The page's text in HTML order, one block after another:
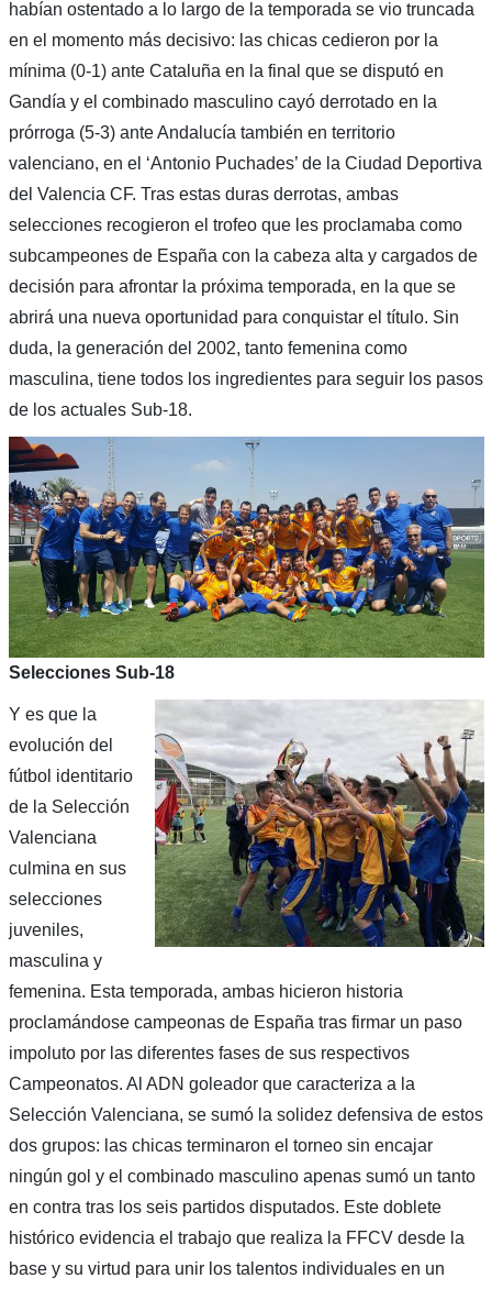
habían ostentado a lo largo de la temporada se vio truncada
en el momento más decisivo: las chicas cedieron por la
mínima (0-1) ante Cataluña en la final que se disputó en
Gandía y el combinado masculino cayó derrotado en la
prórroga (5-3) ante Andalucía también en territorio
valenciano, en el ‘Antonio Puchades’ de la Ciudad Deportiva
del Valencia CF. Tras estas duras derrotas, ambas
selecciones recogieron el trofeo que les proclamaba como
subcampeones de España con la cabeza alta y cargados de
decisión para afrontar la próxima temporada, en la que se
abrirá una nueva oportunidad para conquistar el título. Sin
duda, la generación del 2002, tanto femenina como
masculina, tiene todos los ingredientes para seguir los pasos
de los actuales Sub-18.
Selecciones Sub-18
Y es que la
evolución del
fútbol identitario
de la Selección
Valenciana
culmina en sus
selecciones
juveniles,
masculina y
femenina. Esta temporada, ambas hicieron historia
proclamándose campeonas de España tras firmar un paso
impoluto por las diferentes fases de sus respectivos
Campeonatos. Al ADN goleador que caracteriza a la
Selección Valenciana, se sumó la solidez defensiva de estos
dos grupos: las chicas terminaron el torneo sin encajar
ningún gol y el combinado masculino apenas sumó un tanto
en contra tras los seis partidos disputados. Este doblete
histórico evidencia el trabajo que realiza la FFCV desde la
base y su virtud para unir los talentos individuales en un